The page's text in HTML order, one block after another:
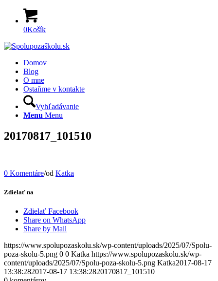
0Košík
Domov
Blog
O mne
Ostaňme v kontakte
Vyhľadávanie
Menu Menu
20170817_101510
0 Komentáre/od Katka
Zdielať na
Zdielať Facebook
Share on WhatsApp
Share by Mail
https://www.spolupozaskolu.sk/wp-content/uploads/2025/07/Spolu-
poza-skolu-5.png 0 0 Katka https://www.spolupozaskolu.sk/wp-
content/uploads/2025/07/Spolu-poza-skolu-5.png Katka2017-08-17
13:38:282017-08-17 13:38:2820170817_101510